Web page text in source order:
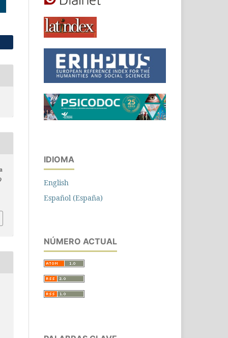
IDIOMA
English
Español (España)
NÚMERO ACTUAL